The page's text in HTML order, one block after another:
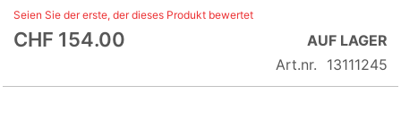
Seien Sie der erste, der dieses Produkt bewertet
CHF 154.00
AUF LAGER
Art.nr.
13111245
the
images
gallery